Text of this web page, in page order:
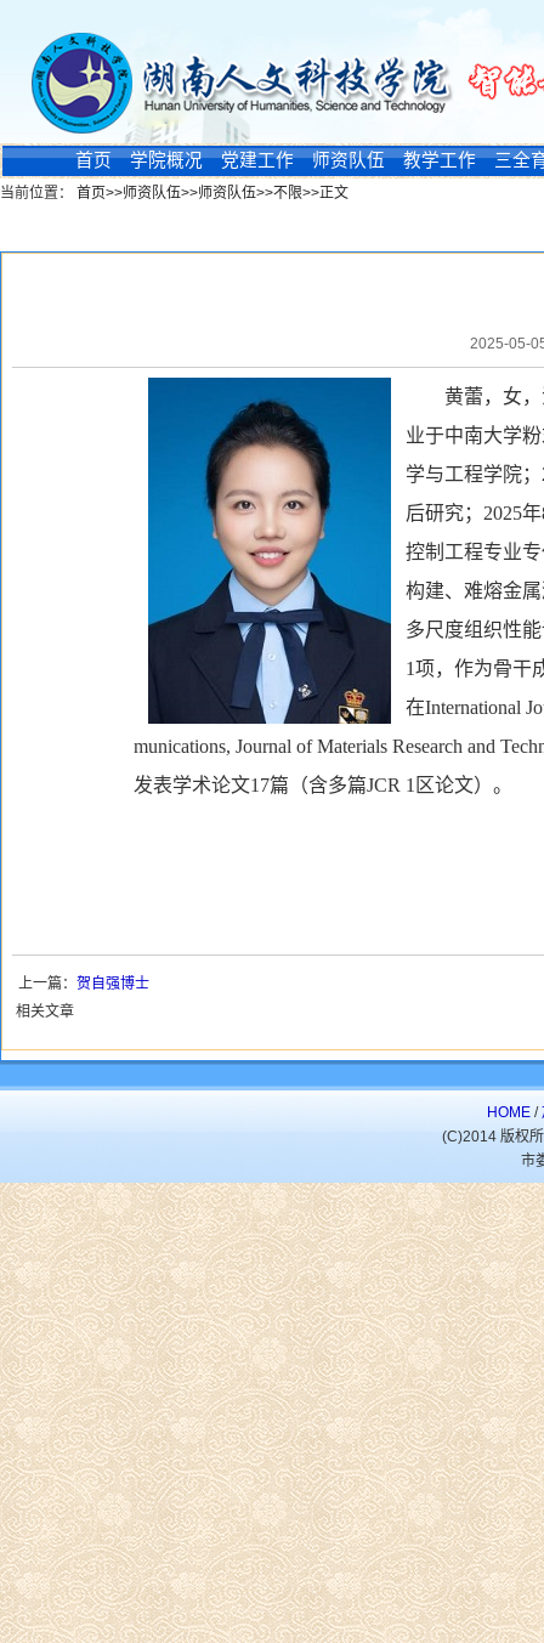
首页 学院概况 党建工作 师资队伍 教学工作 三全
当前位置： 首页>>师资队伍>>师资队伍>>不限>>正文
2025-05-
黄蕾，女
业于中南大学
学与工程学院
后研究；2025
控制工程专业
构建、难熔金
多尺度组织性
1项，作为骨干
在International
munications, Journal of Materials Research and
发表学术论文17篇（含多篇JCR 1区论文）。
上一篇： 贺自强博士
相关文章
HOME /
(C)2014 版权
市